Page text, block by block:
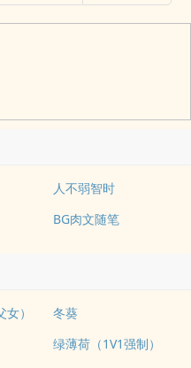
人不弱智时
BG肉文随笔
） 冬葵
绿薄荷（1V1强制）